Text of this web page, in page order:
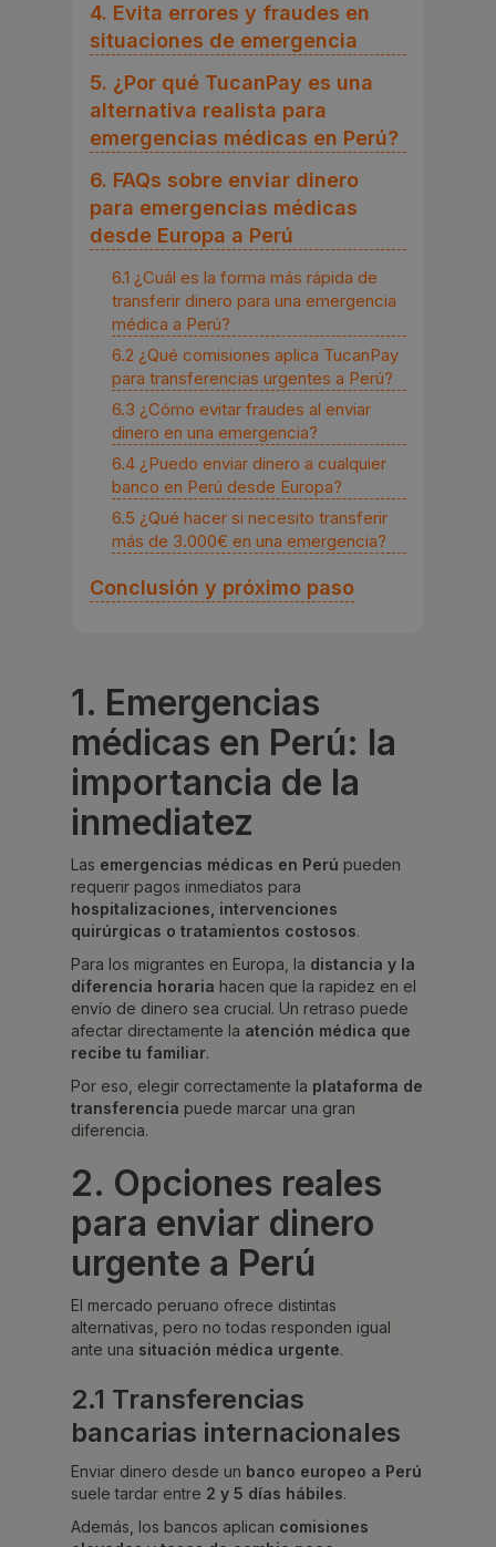
4. Evita errores y fraudes en
situaciones de emergencia
5. ¿Por qué TucanPay es una
alternativa realista para
emergencias médicas en Perú?
6. FAQs sobre enviar dinero
para emergencias médicas
desde Europa a Perú
6.1 ¿Cuál es la forma más rápida de
transferir dinero para una emergencia
médica a Perú?
6.2 ¿Qué comisiones aplica TucanPay
para transferencias urgentes a Perú?
6.3 ¿Cómo evitar fraudes al enviar
dinero en una emergencia?
6.4 ¿Puedo enviar dinero a cualquier
banco en Perú desde Europa?
6.5 ¿Qué hacer si necesito transferir
más de 3.000€ en una emergencia?
Conclusión y próximo paso
1. Emergencias
médicas en Perú: la
importancia de la
inmediatez
Las emergencias médicas en Perú pueden
requerir pagos inmediatos para
hospitalizaciones, intervenciones
quirúrgicas o tratamientos costosos.
Para los migrantes en Europa, la distancia y la
diferencia horaria hacen que la rapidez en el
envío de dinero sea crucial. Un retraso puede
afectar directamente la atención médica que
recibe tu familiar.
Por eso, elegir correctamente la plataforma de
transferencia puede marcar una gran
diferencia.
2. Opciones reales
para enviar dinero
urgente a Perú
El mercado peruano ofrece distintas
alternativas, pero no todas responden igual
ante una situación médica urgente.
2.1 Transferencias
bancarias internacionales
Enviar dinero desde un banco europeo a Perú
suele tardar entre 2 y 5 días hábiles.
Además, los bancos aplican comisiones